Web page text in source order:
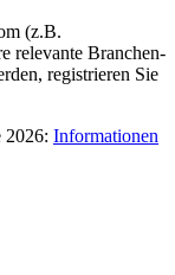
(z.B.
relevante Branchen-
registrieren Sie
2026: Informationen